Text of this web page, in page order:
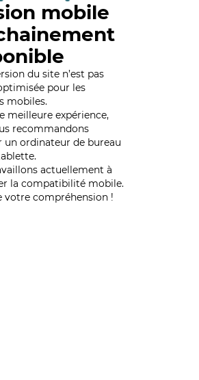
mobile
du site n’est pas
pour les
mobiles.
meilleure expérience,
recommandons
un ordinateur de bureau
actuellement à
la compatibilité mobile.
votre compréhension !